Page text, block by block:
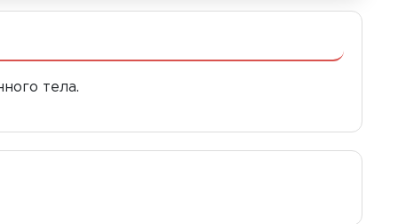
тела.